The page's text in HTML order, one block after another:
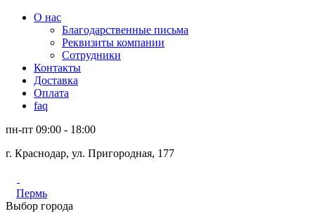
О нас
Благодарственные письма
Реквизиты компании
Сотрудники
Контакты
Доставка
Оплата
faq
пн-пт 09:00 - 18:00
г. Краснодар, ул. Пригородная, 177
Пермь
Выбор города